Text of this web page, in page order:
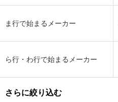
ま行で始まるメーカー
ら行・わ行で始まるメーカー
さらに絞り込む